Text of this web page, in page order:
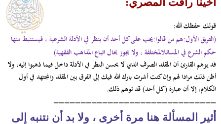
قولك حفظك الله:
(الفريق الأول:هم من قالوا:يجب على كل أحد أن ينظر في الأدلة الشرعية ، فيستنبط منها
حكم الشرع في المسائلالمختلفة ، ولا يجوز بحال اتباع المذاهب الفقهية)
قد يوهم القارئ أن المقلد الصرف الذي لا يحسن النظر في الأدلة داخل فيما ذهبوا إليه، ولا
أظن ذلك مرادا لهم وإن كنت أشرت بارك الله فيك إلى الفرق بين المقلد والمجتهد في أول
الكلام، إلا أن عبارة (كل أحد) قد توهم ذلك.
------------------------------
أثير المسألة هنا مرة أخرى ، ولا بد أن نتنبه إلى